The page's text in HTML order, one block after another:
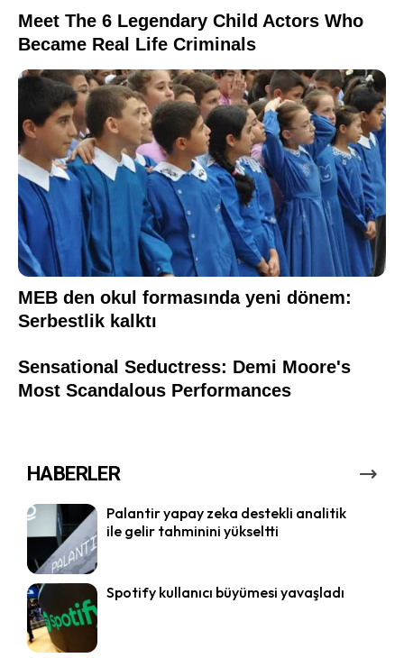
HABERLER
Palantir yapay zeka destekli analitik
ile gelir tahminini yükseltti
Spotify kullanıcı büyümesi yavaşladı